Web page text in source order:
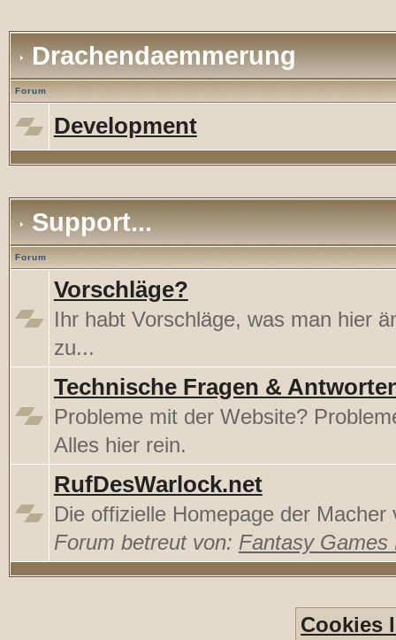
Drachendaemmerung
Forum
Development
Support...
Forum
Vorschläge?
Ihr habt Vorschläge, was man hier
zu...
Technische Fragen &
Probleme mit der Website?
Alles hier rein.
RufDesWarlock.net
Die offizielle Homepage der Macher
Forum betreut von: Fantasy Games
Cookies